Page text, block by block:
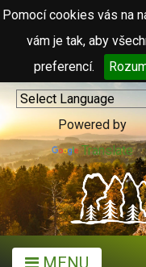
Pomocí cookies vás na
vám je tak, aby
preferencí.
Powered by
Translate
MENU